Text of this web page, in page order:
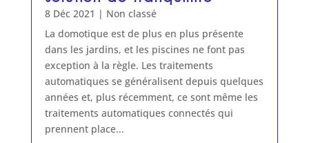
8 Déc 2021 | Non classé
La domotique est de plus en plus présente
dans les jardins, et les piscines ne font pas
exception à la règle. Les traitements
automatiques se généralisent depuis quelques
années et, plus récemment, ce sont même les
traitements automatiques connectés qui
prennent place...